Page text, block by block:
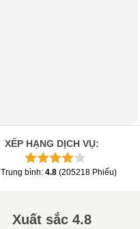
XẾP HẠNG DỊCH VỤ:
Trung bình: 4.8 (205218 Phiếu)
Xuất sắc 4.8